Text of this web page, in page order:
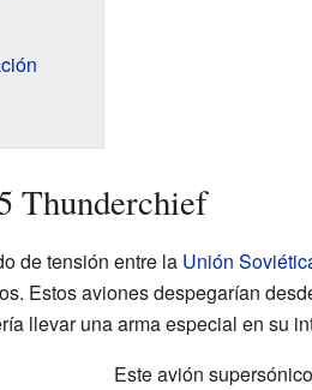
Thunderchief
de tensión entre la Unión
Estos aviones despegarían
llevar una arma especial en su
Este avión